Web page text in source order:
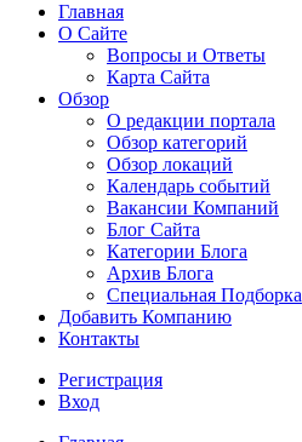
Главная
О Сайте
Вопросы и Ответы
Карта Сайта
Обзор
О редакции портала
Обзор категорий
Обзор локаций
Календарь событий
Вакансии Компаний
Блог Сайта
Категории Блога
Архив Блога
Специальная Подборка
Добавить Компанию
Контакты
Регистрация
Вход